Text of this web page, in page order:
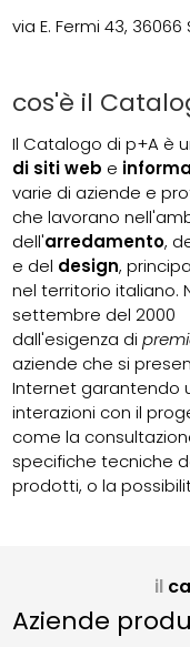
via E. Fermi 43,
cos'è il
Il Catalogo di p+A è
di siti web e
varie di aziende e
che lavorano
dell'arredamento,
e del design,
nel territorio italiano.
settembre del 2000
dall'esigenza di
aziende che si
Internet garantendo
interazioni con il
come la
specifiche tecniche
prodotti, o la
il
Aziende